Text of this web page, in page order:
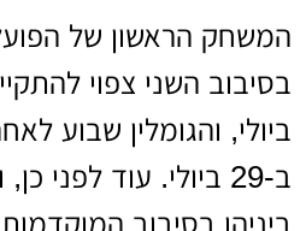
המשחק הראשון של
ב-29 ביולי. עוד לפני
ביניהן בסיבוב